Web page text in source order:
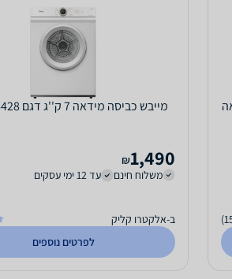
מייבש כביסה מידאה 7 ק''ג דגם 6428 MIDEA
1,490
₪
משלוח חינם
עד 12 ימי עסקים
ב-אלקטרו קליק
לפרטים נוספים